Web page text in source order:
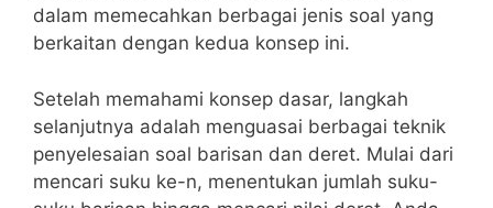
dalam memecahkan berbagai jenis soal yang
berkaitan​ dengan kedua konsep ini.
Setelah memahami konsep dasar, ‌langkah
selanjutnya adalah menguasai berbagai teknik
penyelesaian soal barisan dan deret. Mulai dari
mencari suku ke-n, menentukan jumlah suku-